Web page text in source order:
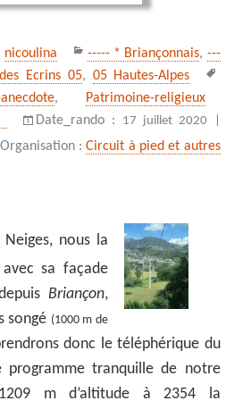
Auteur
nicoulina Catégories
----- * Briançonnais, ---
Ecrins 05, 05 Hautes-Alpes
,
Patrimoine-religieux
sur Notre Dame des Neiges par le
Date_rando : 17 juillet 2020 |
Organisation :Circuit à pied et autres
nous la
avec sa façade
Briançon,
songé (1000 m de
donc le téléphérique du
tranquille de notre
m d’altitude à 2354 la